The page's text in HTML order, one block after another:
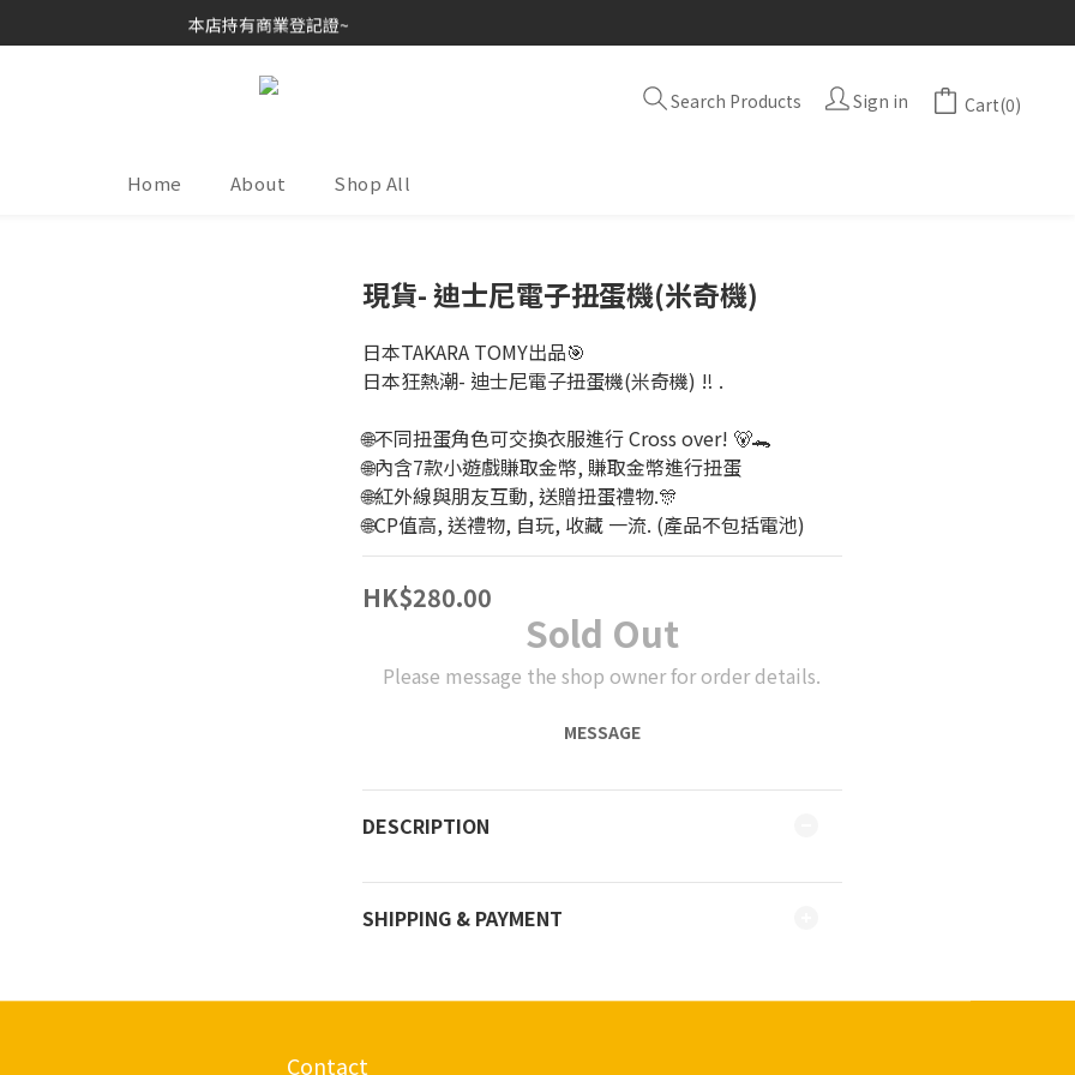
歡迎各位玩具收藏家~
本店持有商業登記證~
Search Products Sign in Cart(0)
Home About Shop All
現貨- 迪士尼電子扭蛋機(米奇機)
日本TAKARA TOMY出品🎯 ⁣
日本狂熱潮- 迪士尼電子扭蛋機(米奇機) ‼️ . ⁣
🌐不同扭蛋角色可交換衣服進行 Cross over! 🐻🐊 ⁣
🌐內含7款小遊戲賺取金幣, 賺取金幣進行扭蛋 ⁣
🌐紅外線與朋友互動, 送贈扭蛋禮物.🎊 ⁣
🌐CP值高, 送禮物, 自玩, 收藏 一流. (產品不包括電池)⁣
HK$280.00
Sold Out
Please message the shop owner for order details.
MESSAGE
DESCRIPTION
SHIPPING & PAYMENT
Contact